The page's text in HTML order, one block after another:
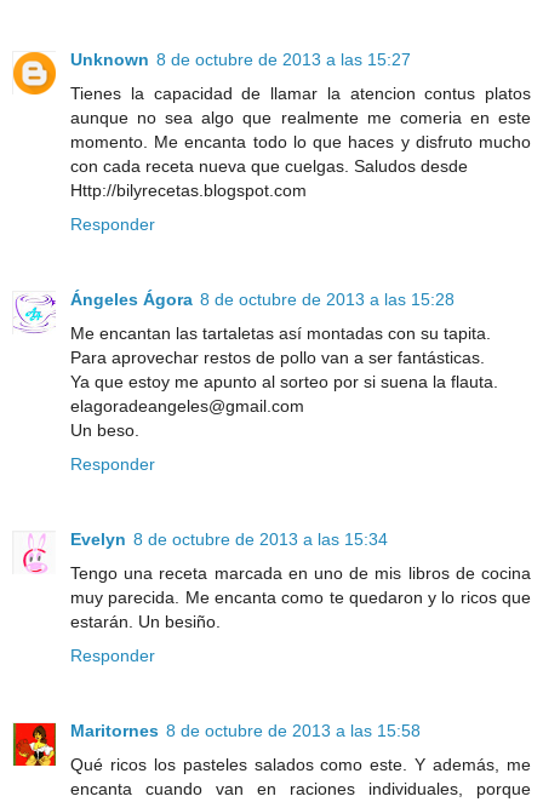
Unknown 8 de octubre de 2013 a las 15:27
Tienes la capacidad de llamar la atencion contus platos
aunque no sea algo que realmente me comeria en este
momento. Me encanta todo lo que haces y disfruto mucho
con cada receta nueva que cuelgas. Saludos desde
Http://bilyrecetas.blogspot.com
Responder
Ángeles Ágora 8 de octubre de 2013 a las 15:28
Me encantan las tartaletas así montadas con su tapita.
Para aprovechar restos de pollo van a ser fantásticas.
Ya que estoy me apunto al sorteo por si suena la flauta.
elagoradeangeles@gmail.com
Un beso.
Responder
Evelyn 8 de octubre de 2013 a las 15:34
Tengo una receta marcada en uno de mis libros de cocina
muy parecida. Me encanta como te quedaron y lo ricos que
estarán. Un besiño.
Responder
Maritornes 8 de octubre de 2013 a las 15:58
Qué ricos los pasteles salados como este. Y además, me
encanta cuando van en raciones individuales, porque